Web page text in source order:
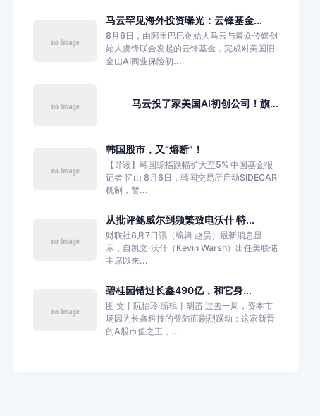
马云罕见海外投资曝光：云锋基金...
8月6日，由阿里巴巴创始人马云与聚众传媒创
始人虞锋联合发起的云锋基金，完成对美国旧
金山AI商业保险初...
马云投了家美国AI初创公司！旗...
韩国股市，又“熔断”！
【导读】韩国综指跌幅扩大至5% 中国基金报
记者 忆山 8月6日，韩国交易所启动SIDECAR
机制，暂...
从批评鲍威尔到频繁致电沃什 特...
财联社8月7日讯（编辑 赵昊）最新消息显
示，自凯文·沃什（Kevin Warsh）出任美联储
主席以来...
碧桂园错过长鑫490亿，和它身...
图 文丨阮怡玲 编辑丨胡苗 过去一周，资本市
场因为长鑫科技的登陆而剧烈躁动：这家新晋
的A股市值之王，...